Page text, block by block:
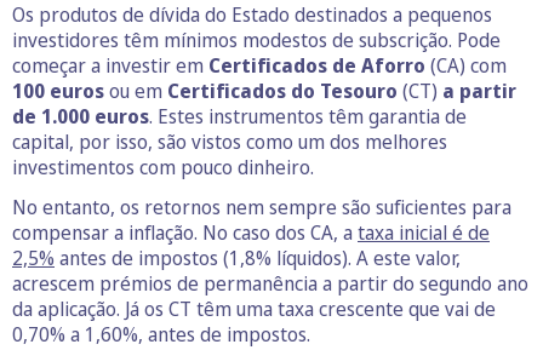
Os produtos de dívida do Estado destinados a pequenos
investidores têm mínimos modestos de subscrição. Pode
começar a investir em Certificados de Aforro (CA) com
100 eurosou em Certificados do Tesouro (CT) a partir
de 1.000 euros. Estes instrumentos têm garantia de
capital, por isso, são vistos como um dos melhores
investimentos com pouco dinheiro.
No entanto, os retornos nem sempre são suficientes para
compensar a inflação. No caso dos CA, a taxa inicial é de
2,5% antes de impostos (1,8% líquidos). A este valor,
acrescem prémios de permanência a partir do segundo ano
da aplicação. Já os CT têm uma taxa crescente que vai de
0,70% a 1,60%, antes de impostos.